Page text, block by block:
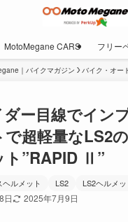
MotoMegane CARS フリー
｜バイクマガジン バイク・オー
ー目線でイン
で超軽量なLS2
ト”RAPID Ⅱ”
ルメット LS2 LS2ヘルメッ
日 2025年7月9日